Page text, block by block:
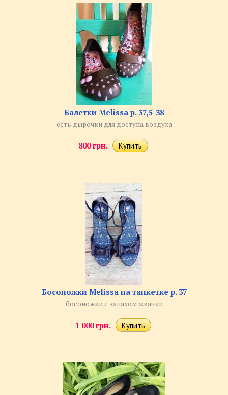
Балетки Melissa р. 37,5-38
есть дырочки для доступа воздуха​
800 грн.
Босоножки Melissa на танкетке р. 37
босоножки с запахом жвачки
1 000 грн.